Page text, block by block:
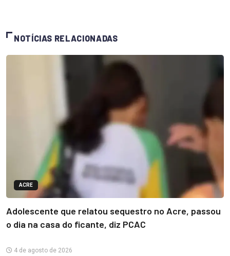
NOTÍCIAS RELACIONADAS
ACRE
Adolescente que relatou sequestro no Acre, passou
o dia na casa do ficante, diz PCAC
4 de agosto de 2026